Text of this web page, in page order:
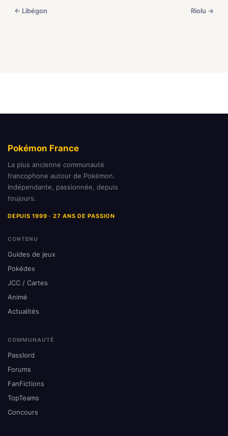
← Libégon Riolu →
Pokémon France
La plus ancienne communauté
francophone autour de Pokémon.
Indépendante, passionnée, depuis
toujours.
DEPUIS 1999 · 27 ANS DE PASSION
CONTENU
Guides de jeux
Pokédex
JCC / Cartes
Animé
Actualités
COMMUNAUTÉ
Passlord
Forums
FanFictions
TopTeams
Concours